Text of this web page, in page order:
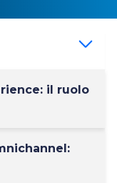
il ruolo